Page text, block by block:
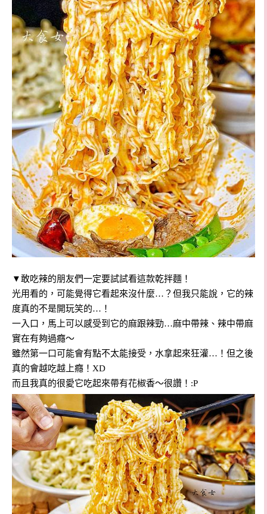
▼敢吃辣的朋友們一定要試試看這款乾拌麵！
光用看的，可能覺得它看起來沒什麼…？但我只能說，它的辣
度真的不是開玩笑的…！
一入口，馬上可以感受到它的麻跟辣勁…麻中帶辣、辣中帶麻
實在有夠過癮～
雖然第一口可能會有點不太能接受，水拿起來狂灌…！但之後
真的會越吃越上癮！XD
而且我真的很愛它吃起來帶有花椒香～很讚！:P